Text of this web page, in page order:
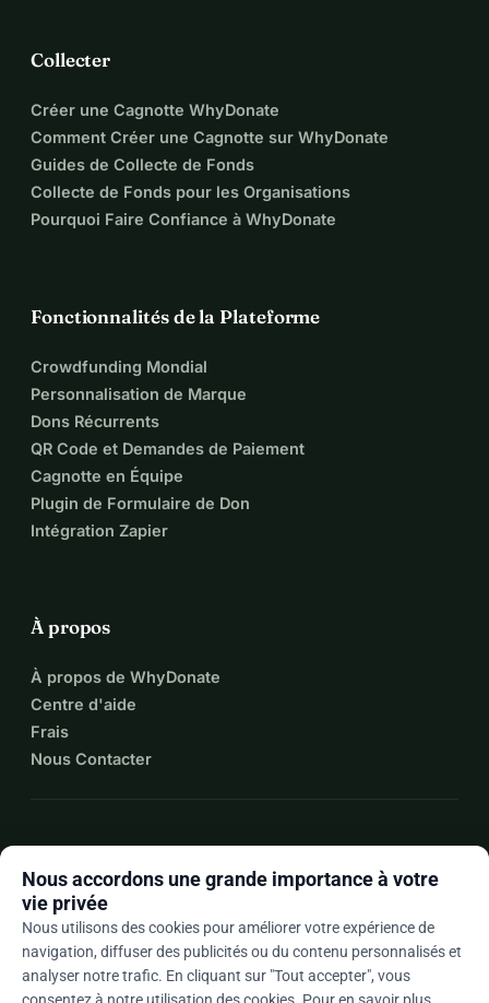
Collecter
Créer une Cagnotte WhyDonate
Comment Créer une Cagnotte sur WhyDonate
Guides de Collecte de Fonds
Collecte de Fonds pour les Organisations
Pourquoi Faire Confiance à WhyDonate
Fonctionnalités de la Plateforme
Crowdfunding Mondial
Personnalisation de Marque
Dons Récurrents
QR Code et Demandes de Paiement
Cagnotte en Équipe
Plugin de Formulaire de Don
Intégration Zapier
À propos
À propos de WhyDonate
Centre d'aide
Frais
Nous Contacter
Fr arrow_drop_down
Nous accordons une grande importance à votre
vie privée
Nous utilisons des cookies pour améliorer votre expérience de
navigation, diffuser des publicités ou du contenu personnalisés et
analyser notre trafic. En cliquant sur "Tout accepter", vous